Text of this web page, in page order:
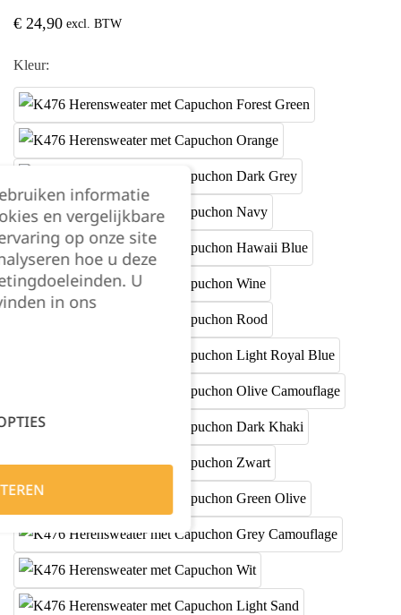
€ 24,90 excl. BTW
Kleur:
informatie
en vergelijkbare
op onze site
hoe u deze
U
in ons